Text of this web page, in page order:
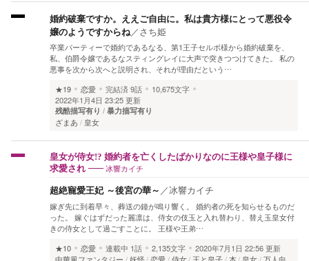
婚約破棄ですか。ええご自由に。私は貴方様にとって悪役令
嬢のようですからね／さち姫
卒業パーティーで婚約であるなる、第1王子セルボ様から婚約破棄を、
私、伯爵令嬢であるなスティングレイに大声で突きつつけてきた。 私の
悪事を次から次へと説明され、それが理由だという…
★19
恋愛 完結済9話
10,675文字
2022年1月4日 23:25 更新
残酷描写有り 暴力描写有り
ざまあ 皇女
皇女が侍女!? 婚約者を亡くしたばかりなのに王様や皇子様に
求愛され
冰響カイチ
超絶寵愛王妃 ～後宮の華～ ／冰響カイチ
嫁ぎ先に到着早々、葬送の鐘が鳴り響く。 婚約者の死を知らせるものだ
った。 嫁ぐはずだった麗凛は、侍女の伎玉と入れ替わり、替え玉皇女付
きの侍女として過ごすことに。 王様や王弟…
★10
恋愛 連載中 1話 2,135文字
2020年7月1日 22:56 更新